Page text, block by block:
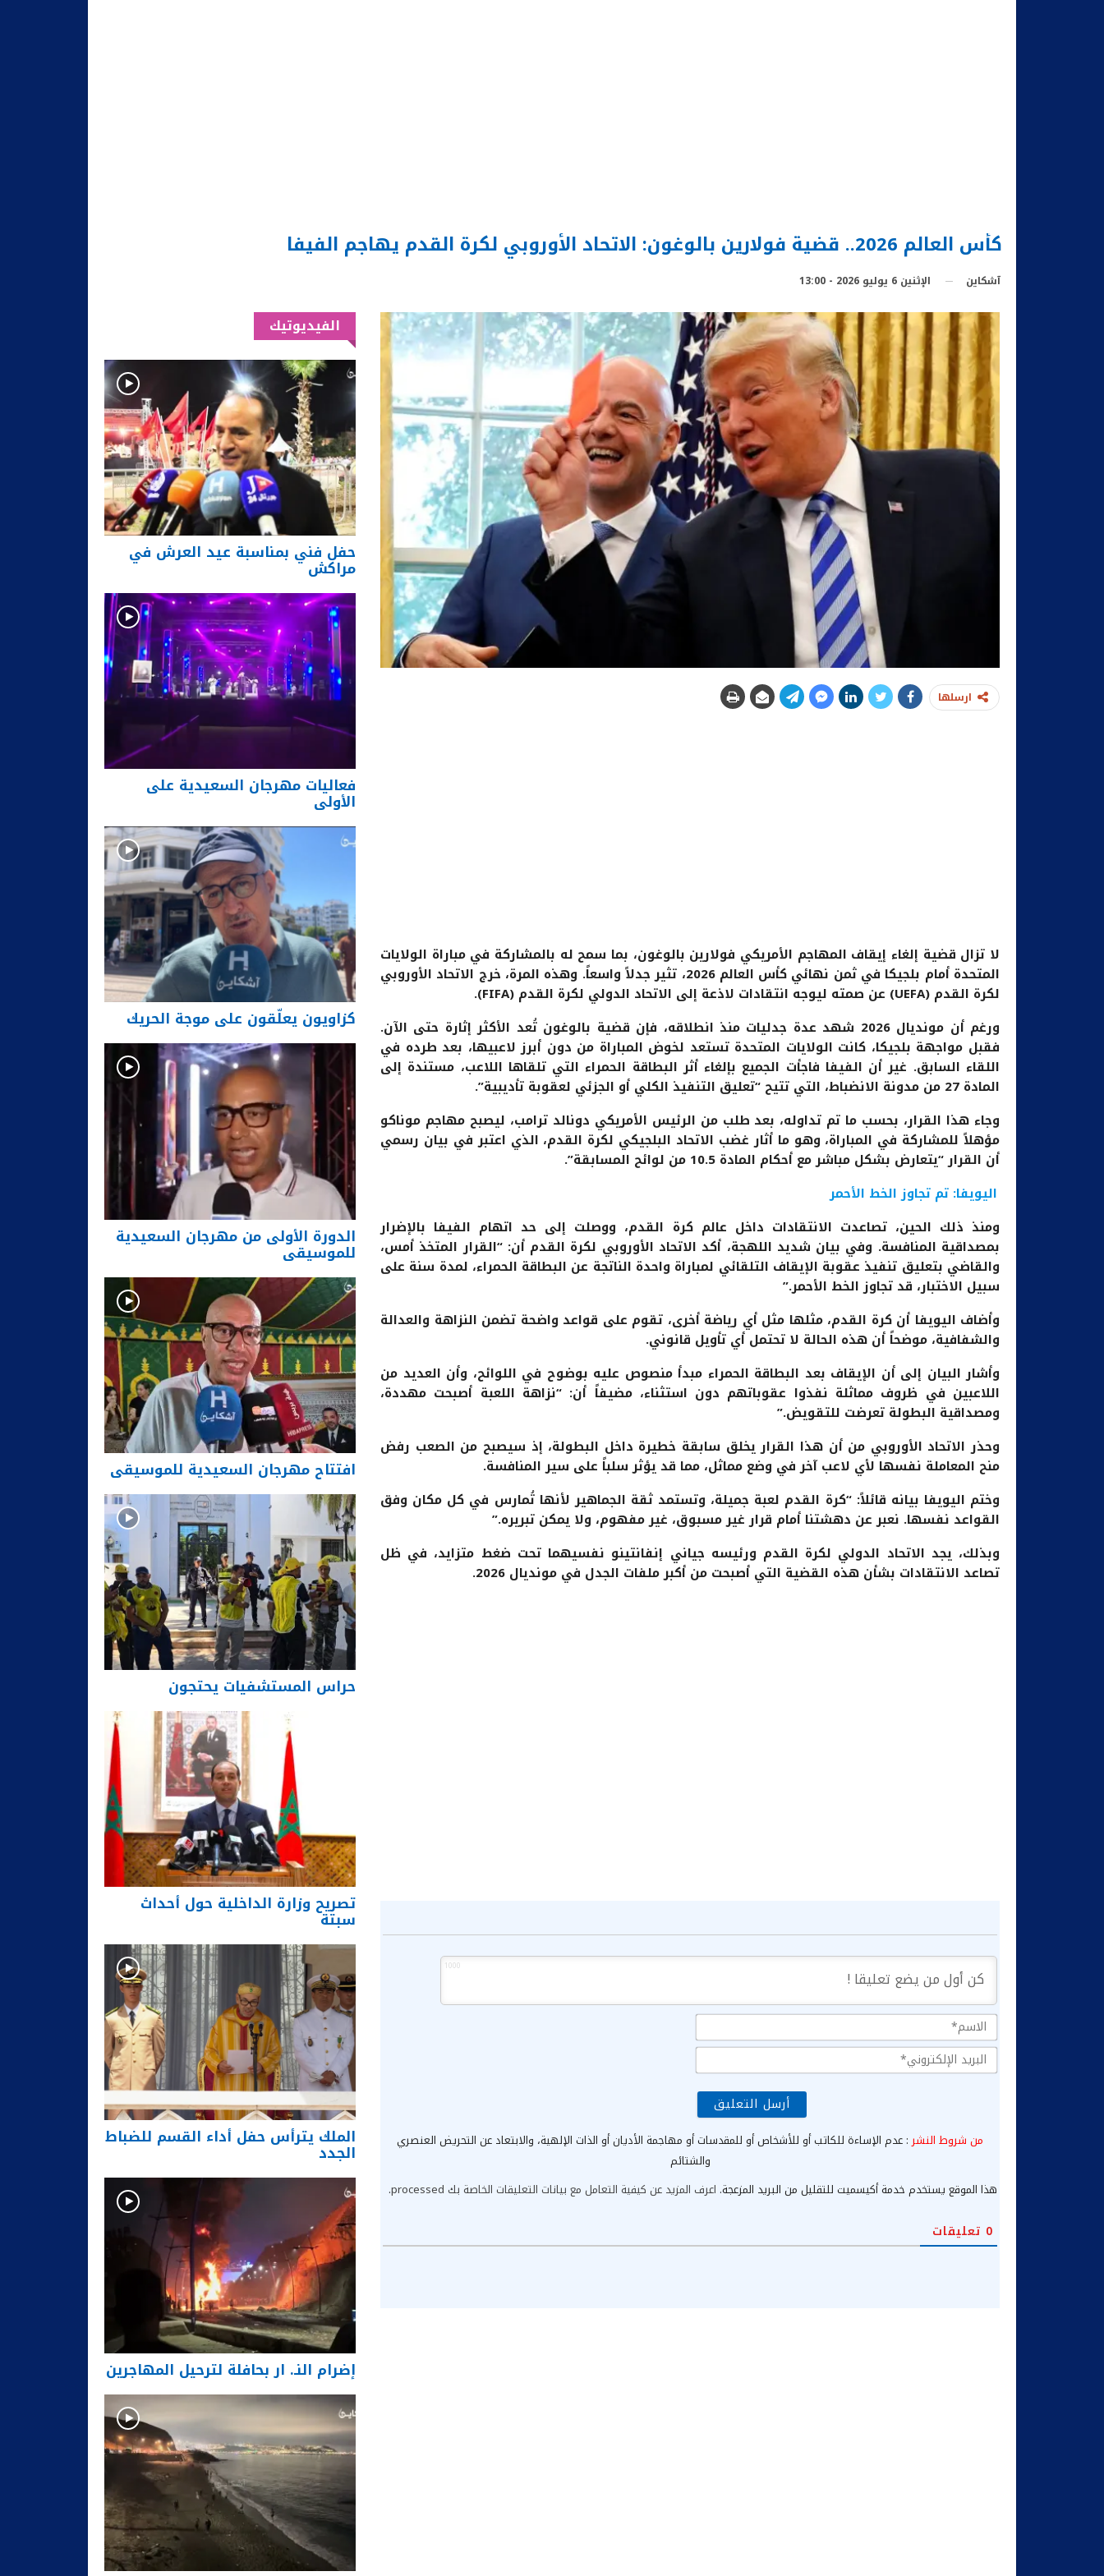
كأس العالم 2026.. قضية فولارين بالوغون: الاتحاد الأوروبي لكرة القدم يهاجم الفيفا
آشكاين الإثنين 6 يوليو 2026 - 13:00
ارسلها
لا تزال قضية إلغاء إيقاف المهاجم الأمريكي فولارين بالوغون، بما سمح له بالمشاركة في مباراة الولايات
المتحدة أمام بلجيكا في ثمن نهائي كأس العالم 2026، تثير جدلاً واسعاً. وهذه المرة، خرج الاتحاد الأوروبي
لكرة القدم (UEFA) عن صمته ليوجه انتقادات لاذعة إلى الاتحاد الدولي لكرة القدم (FIFA).
ورغم أن مونديال 2026 شهد عدة جدليات منذ انطلاقه، فإن قضية بالوغون تُعد الأكثر إثارة حتى الآن.
فقبل مواجهة بلجيكا، كانت الولايات المتحدة تستعد لخوض المباراة من دون أبرز لاعبيها، بعد طرده في
اللقاء السابق. غير أن الفيفا فاجأت الجميع بإلغاء أثر البطاقة الحمراء التي تلقاها اللاعب، مستندة إلى
المادة 27 من مدونة الانضباط، التي تتيح “تعليق التنفيذ الكلي أو الجزئي لعقوبة تأديبية”.
وجاء هذا القرار، بحسب ما تم تداوله، بعد طلب من الرئيس الأمريكي دونالد ترامب، ليصبح مهاجم موناكو
مؤهلاً للمشاركة في المباراة، وهو ما أثار غضب الاتحاد البلجيكي لكرة القدم، الذي اعتبر في بيان رسمي
أن القرار “يتعارض بشكل مباشر مع أحكام المادة 10.5 من لوائح المسابقة”.
اليويفا: تم تجاوز الخط الأحمر
ومنذ ذلك الحين، تصاعدت الانتقادات داخل عالم كرة القدم، ووصلت إلى حد اتهام الفيفا بالإضرار
بمصداقية المنافسة. وفي بيان شديد اللهجة، أكد الاتحاد الأوروبي لكرة القدم أن: “القرار المتخذ أمس،
والقاضي بتعليق تنفيذ عقوبة الإيقاف التلقائي لمباراة واحدة الناتجة عن البطاقة الحمراء، لمدة سنة على
سبيل الاختبار، قد تجاوز الخط الأحمر.”
وأضاف اليويفا أن كرة القدم، مثلها مثل أي رياضة أخرى، تقوم على قواعد واضحة تضمن النزاهة والعدالة
والشفافية، موضحاً أن هذه الحالة لا تحتمل أي تأويل قانوني.
وأشار البيان إلى أن الإيقاف بعد البطاقة الحمراء مبدأ منصوص عليه بوضوح في اللوائح، وأن العديد من
اللاعبين في ظروف مماثلة نفذوا عقوباتهم دون استثناء، مضيفاً أن: “نزاهة اللعبة أصبحت مهددة،
ومصداقية البطولة تعرضت للتقويض.”
وحذر الاتحاد الأوروبي من أن هذا القرار يخلق سابقة خطيرة داخل البطولة، إذ سيصبح من الصعب رفض
منح المعاملة نفسها لأي لاعب آخر في وضع مماثل، مما قد يؤثر سلباً على سير المنافسة.
وختم اليويفا بيانه قائلاً: “كرة القدم لعبة جميلة، وتستمد ثقة الجماهير لأنها تُمارس في كل مكان وفق
القواعد نفسها. نعبر عن دهشتنا أمام قرار غير مسبوق، غير مفهوم، ولا يمكن تبريره.”
وبذلك، يجد الاتحاد الدولي لكرة القدم ورئيسه جياني إنفانتينو نفسيهما تحت ضغط متزايد، في ظل
تصاعد الانتقادات بشأن هذه القضية التي أصبحت من أكبر ملفات الجدل في مونديال 2026.
1000
الإلكتروني*
من شروط النشر : عدم الإساءة للكاتب أو للأشخاص أو للمقدسات أو مهاجمة الأديان أو الذات الإلهية، والابتعاد عن التحريض العنصري
والشتائم
هذا الموقع يستخدم خدمة أكيسميت للتقليل من البريد المزعجة. اعرف المزيد عن كيفية التعامل مع بيانات التعليقات الخاصة بك processed .
0 تعليقات
الفيديوتيك
حفل فني بمناسبة عيد العرش في
مراكش
فعاليات مهرجان السعيدية على
الأولى
كزاويون يعلّقون على موجة الحريك
الدورة الأولى من مهرجان السعيدية
للموسيقى
افتتاح مهرجان السعيدية للموسيقى
حراس المستشفيات يحتجون
تصريح وزارة الداخلية حول أحداث
سبتة
الملك يترأس حفل أداء القسم للضباط
الجدد
إضرام النـ. ار بحافلة لترحيل المهاجرين